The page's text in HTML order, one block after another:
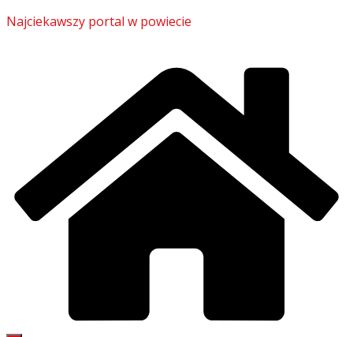
Najciekawszy portal w powiecie